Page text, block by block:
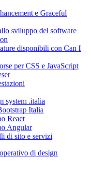
e Graceful
sviluppo del software
disponibili con Can I
per CSS e JavaScript
system .italia
Italia
React
Angular
di sito e servizi
di design